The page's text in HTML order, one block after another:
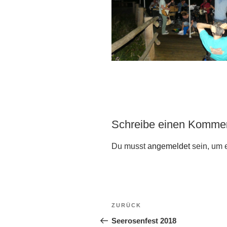
Schreibe einen
Du musstangemeldetsein, um
Beitragsnavigation
Vorheriger
Beitrag
ZURÜCK
Seerosenfest 2018